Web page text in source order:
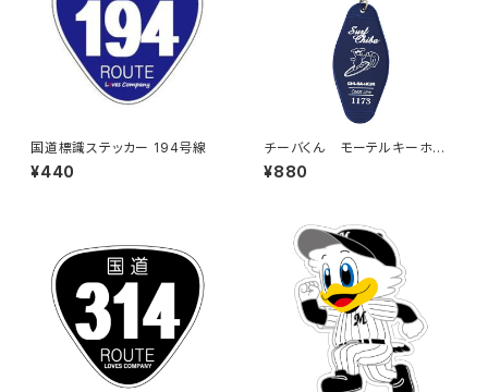
国道標識ステッカー 194号線
¥440
チーバくん モーテルキーホル
ダー design3
¥880